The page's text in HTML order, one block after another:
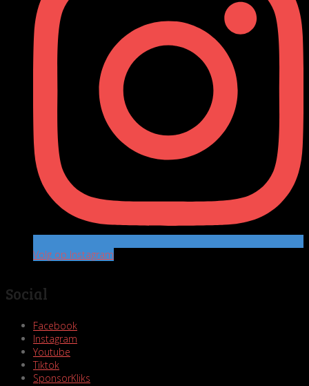
Volg op Instagram
Social
Facebook
Instagram
Youtube
Tiktok
SponsorKliks